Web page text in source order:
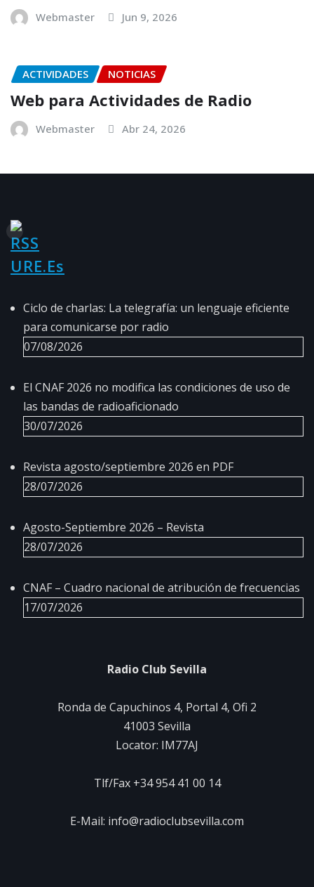
Webmaster Jun 9, 2026
ACTIVIDADES NOTICIAS
Web para Actividades de Radio
Webmaster Abr 24, 2026
URE.es
Ciclo de charlas: La telegrafía: un lenguaje eficiente
para comunicarse por radio
07/08/2026
El CNAF 2026 no modifica las condiciones de uso de
las bandas de radioaficionado
30/07/2026
Revista agosto/septiembre 2026 en PDF
28/07/2026
Agosto-Septiembre 2026 – Revista
28/07/2026
CNAF – Cuadro nacional de atribución de frecuencias
17/07/2026
Radio Club Sevilla
Ronda de Capuchinos 4, Portal 4, Ofi 2
41003 Sevilla
Locator: IM77AJ
Tlf/Fax +34 954 41 00 14
E-Mail: info@radioclubsevilla.com